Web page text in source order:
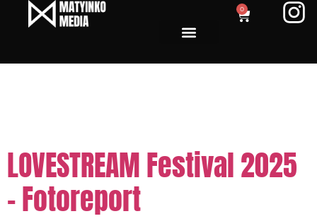
0
LOVESTREAM Festival 2025
– Fotoreport